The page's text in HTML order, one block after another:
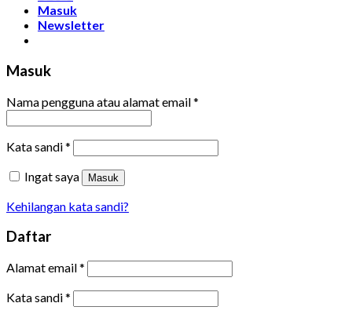
Masuk
Newsletter
Masuk
Nama pengguna atau alamat email*
Kata sandi*
Ingat saya
Masuk
Kehilangan kata sandi?
Daftar
Alamat email*
Kata sandi*